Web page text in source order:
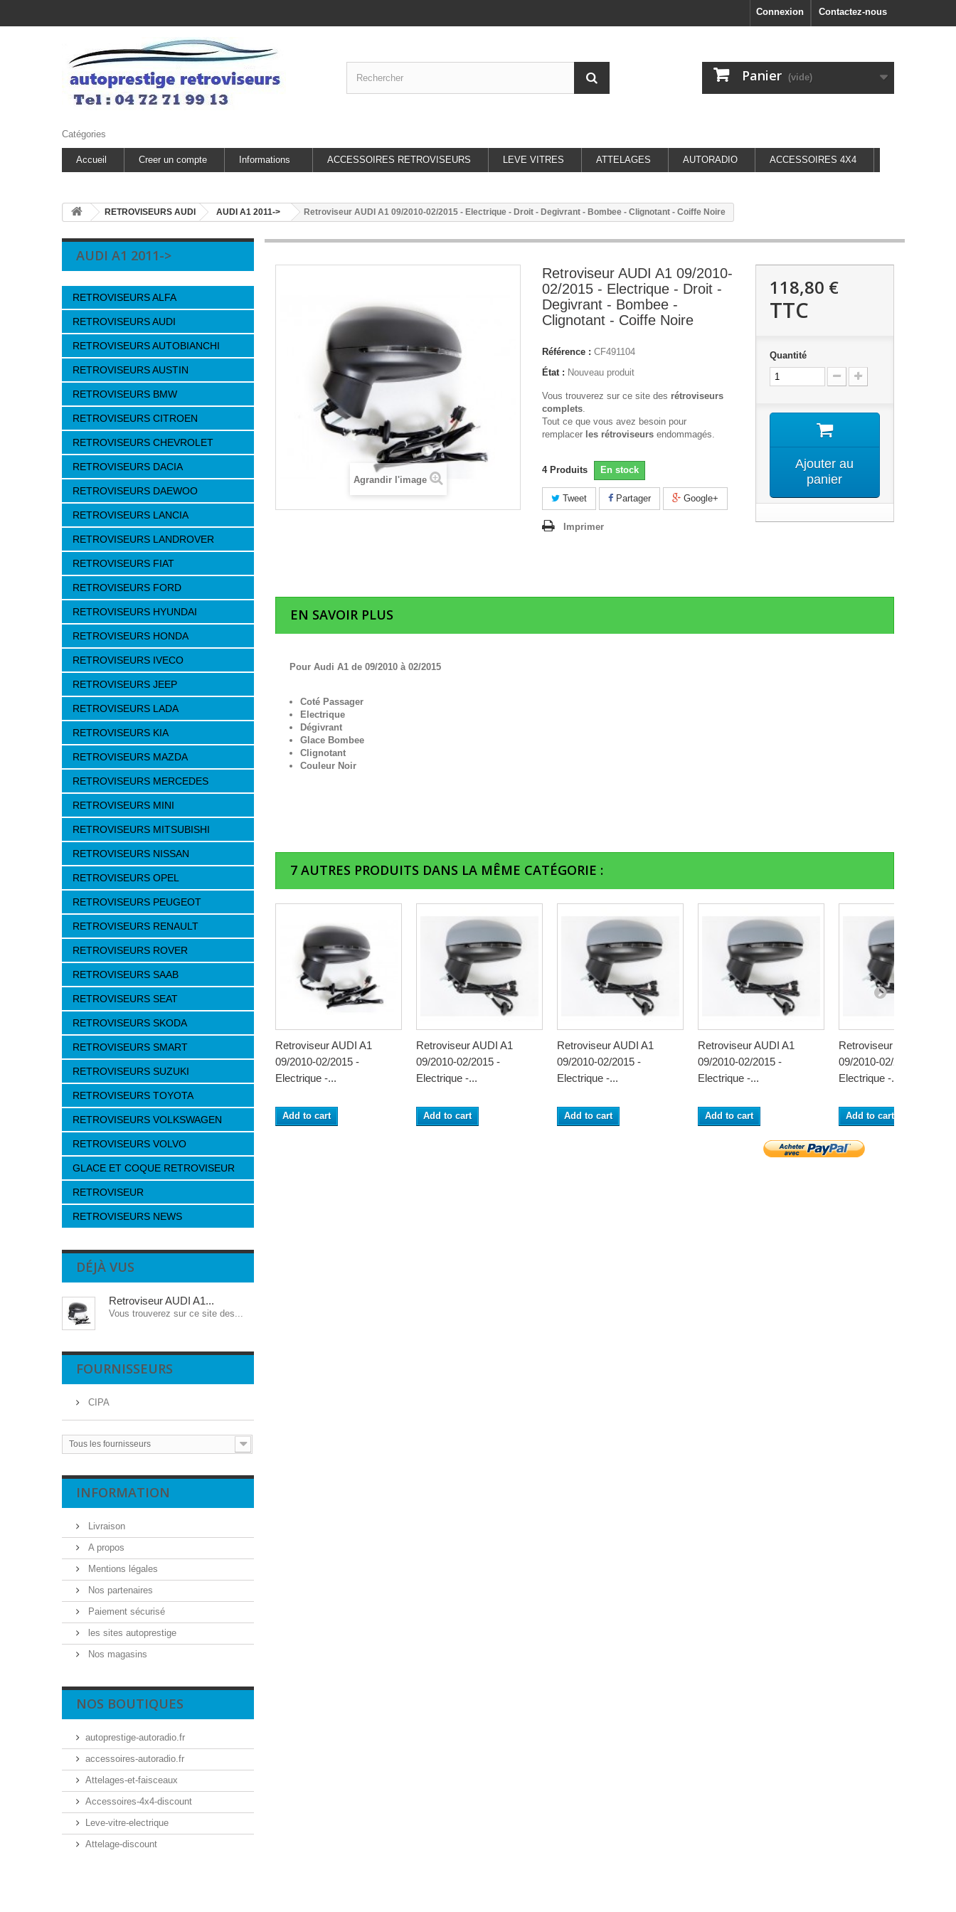
Contactez-nous
Connexion
Panier (vide)
Catégories
Accueil Creer un compte Informations ACCESSOIRES RETROVISEURS LEVE VITRES ATTELAGES AUTORADIO ACCESSOIRES 4X4
RETROVISEURS AUDI AUDI A1 2011-> Retroviseur AUDI A1 09/2010-02/2015 - Electrique - Droit - Degivrant - Bombee - Clignotant - Coiffe Noire
AUDI A1 2011->
RETROVISEURS ALFA
RETROVISEURS AUDI
RETROVISEURS AUTOBIANCHI
RETROVISEURS AUSTIN
RETROVISEURS BMW
RETROVISEURS CITROEN
RETROVISEURS CHEVROLET
RETROVISEURS DACIA
RETROVISEURS DAEWOO
RETROVISEURS LANCIA
RETROVISEURS LANDROVER
RETROVISEURS FIAT
RETROVISEURS FORD
RETROVISEURS HYUNDAI
RETROVISEURS HONDA
RETROVISEURS IVECO
RETROVISEURS JEEP
RETROVISEURS LADA
RETROVISEURS KIA
RETROVISEURS MAZDA
RETROVISEURS MERCEDES
RETROVISEURS MINI
RETROVISEURS MITSUBISHI
RETROVISEURS NISSAN
RETROVISEURS OPEL
RETROVISEURS PEUGEOT
RETROVISEURS RENAULT
RETROVISEURS ROVER
RETROVISEURS SAAB
RETROVISEURS SEAT
RETROVISEURS SKODA
RETROVISEURS SMART
RETROVISEURS SUZUKI
RETROVISEURS TOYOTA
RETROVISEURS VOLKSWAGEN
RETROVISEURS VOLVO
GLACE ET COQUE RETROVISEUR
RETROVISEUR
RETROVISEURS NEWS
DÉJÀ VUS
Retroviseur AUDI A1...
Vous trouverez sur ce site des...
FOURNISSEURS
CIPA
Tous les fournisseurs
INFORMATION
Livraison
A propos
Mentions légales
Nos partenaires
Paiement sécurisé
les sites autoprestige
Nos magasins
NOS BOUTIQUES
autoprestige-autoradio.fr
accessoires-autoradio.fr
Attelages-et-faisceaux
Accessoires-4x4-discount
Leve-vitre-electrique
Attelage-discount
Agrandir l'image
Retroviseur AUDI A1 09/2010-
02/2015 - Electrique - Droit -
Degivrant - Bombee -
Clignotant - Coiffe Noire
Référence : CF491104
État : Nouveau produit
Vous trouverez sur ce site des rétroviseurs
complets.
Tout ce que vous avez besoin pour
remplacer les rétroviseurs endommagés.
4 Produits En stock
Tweet Partager Google+
Imprimer
118,80 €
TTC
Quantité
Ajouter au
panier
EN SAVOIR PLUS
Pour Audi A1 de 09/2010 à 02/2015
Coté Passager
Electrique
Dégivrant
Glace Bombee
Clignotant
Couleur Noir
7 AUTRES PRODUITS DANS LA MÊME CATÉGORIE :
Retroviseur AUDI A1
09/2010-02/2015 -
Electrique -...
Add to cart
Retroviseur AUDI A1
09/2010-02/2015 -
Electrique -...
Add to cart
Retroviseur AUDI A1
09/2010-02/2015 -
Electrique -...
Add to cart
Retroviseur AUDI A1
09/2010-02/2015 -
Electrique -...
Add to cart
Retroviseur AUDI A1
09/2010-02/2015 -
Electrique -...
Add to cart